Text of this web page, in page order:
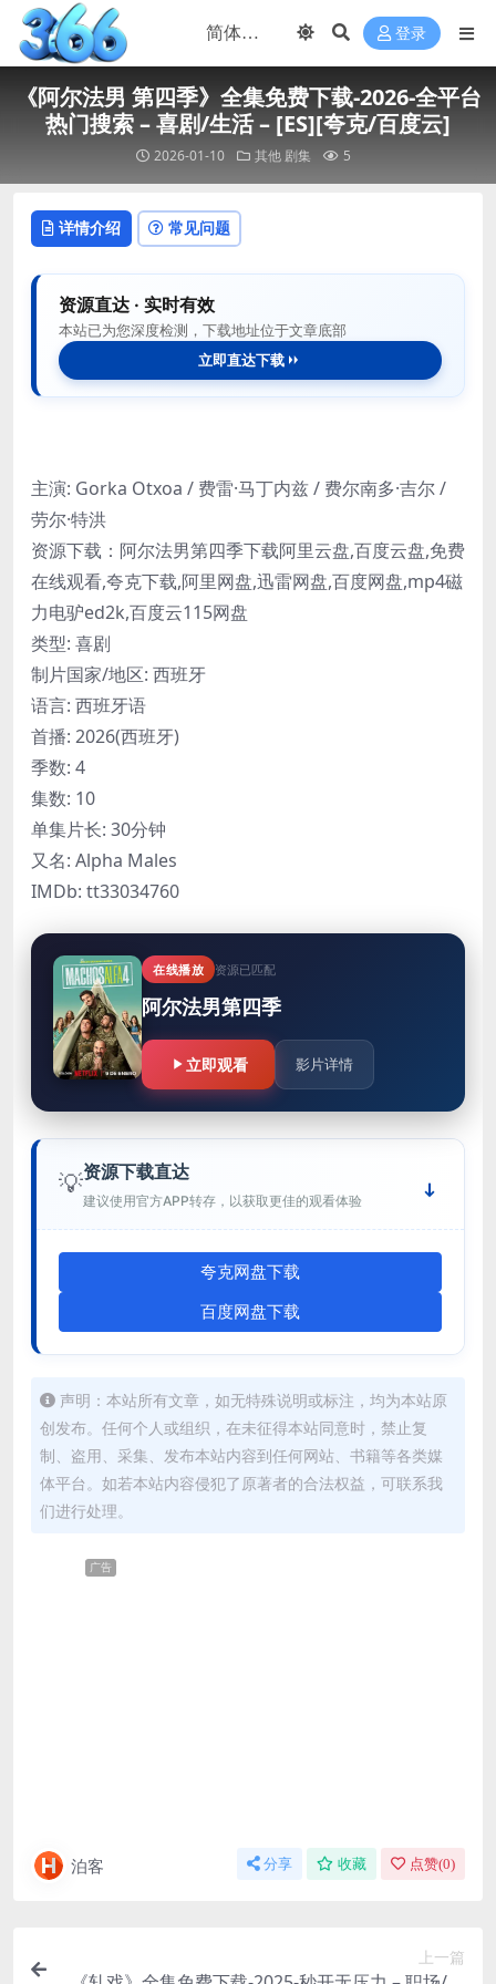
登录
《阿尔法男 第四季》全集免费下载-2026-全平台
热门搜索 – 喜剧/生活 – [ES][夸克/百度云]
2026-01-10 其他 剧集 5
详情介绍 常见问题
资源直达 · 实时有效
本站已为您深度检测，下载地址位于文章底部
立即直达下载
主演: Gorka Otxoa / 费雷·马丁内兹 / 费尔南多·吉尔 /
劳尔·特洪
资源下载：阿尔法男第四季下载阿里云盘,百度云盘,免费
在线观看,夸克下载,阿里网盘,迅雷网盘,百度网盘,mp4磁
力电驴ed2k,百度云115网盘
类型: 喜剧
制片国家/地区: 西班牙
语言: 西班牙语
首播: 2026(西班牙)
季数: 4
集数: 10
单集片长: 30分钟
又名: Alpha Males
IMDb: tt33034760
在线播放 资源已匹配
阿尔法男第四季
立即观看 影片详情
💡资源下载直达
建议使用官方APP转存，以获取更佳的观看体验
夸克网盘下载
百度网盘下载
声明：本站所有文章，如无特殊说明或标注，均为本站原
创发布。任何个人或组织，在未征得本站同意时，禁止复
制、盗用、采集、发布本站内容到任何网站、书籍等各类媒
体平台。如若本站内容侵犯了原著者的合法权益，可联系我
们进行处理。
广告
泊客 分享 收藏 点赞(0)
上一篇